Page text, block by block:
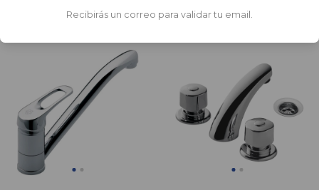
Recibirás un correo para validar tu email.